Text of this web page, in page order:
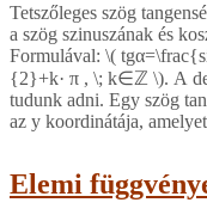
Tetszőleges szög
a szög szinuszának és
Formulával: ​\(
{2}+k· π , \; k∈ℤ \)​. A
tudunk adni. Egy szög
az y koordinátája,
Elemi